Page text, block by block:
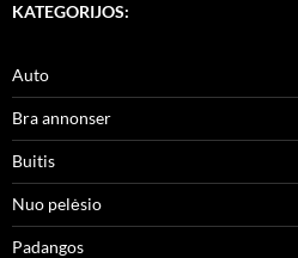
KATEGORIJOS:
Auto
Bra annonser
Buitis
Nuo pelėsio
Padangos